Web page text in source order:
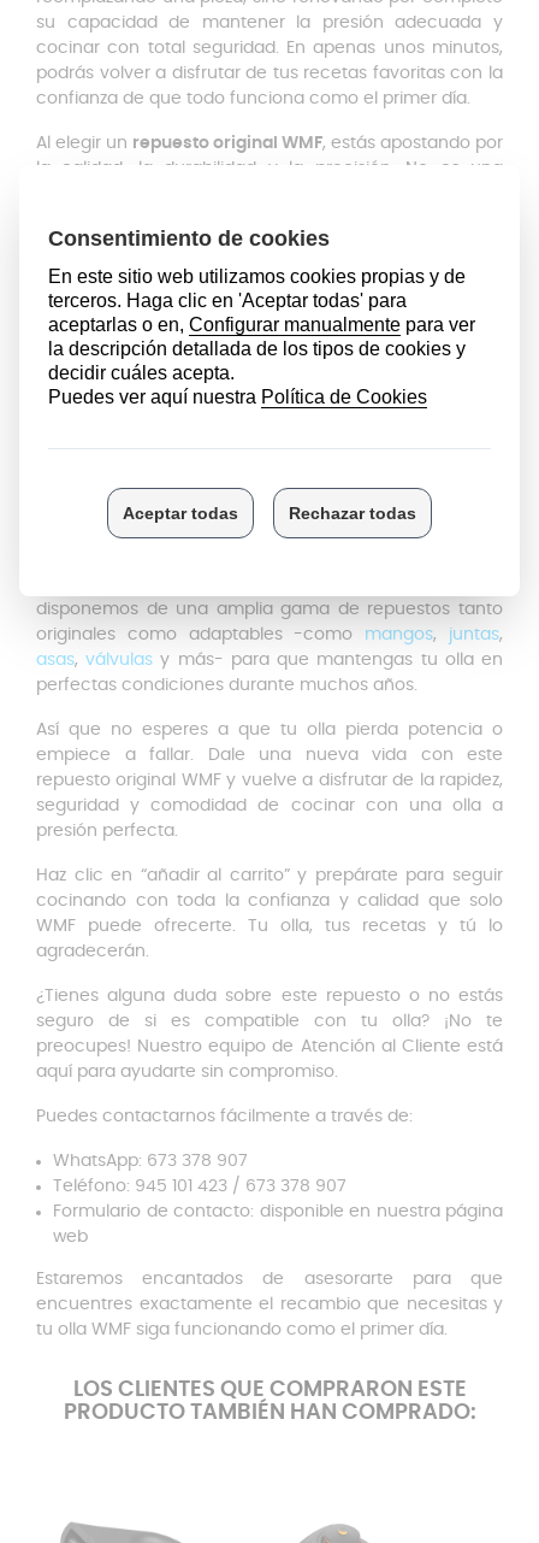
su capacidad de mantener la presión adecuada y
cocinar con total seguridad. En apenas unos minutos,
podrás volver a disfrutar de tus recetas favoritas con la
confianza de que todo funciona como el primer día.
Al elegir un repuesto original WMF, estás apostando por
la calidad, la durabilidad y la precisión. No es una
Eso significa que conservarás todas las ventajas que
hacen únicas a las ollas WMF:
Cocción rápida y uniforme, para resultados perfectos
en menos tiempo
Ahorro de energía, gracias a un
conserva el calor y la presión
tiernos, sabrosos y saludables
Renovar tu válvula de seguridad es una forma sencilla
disponemos de una amplia gama de repuestos tanto
originales como adaptables -como mangos, juntas,
asas,válvulasy más- para que mantengas tu olla en
perfectas condiciones durante muchos años.
Así que no esperes a que tu olla pierda potencia o
empiece a fallar. Dale una nueva vida con este
repuesto original WMF y vuelve a disfrutar de la rapidez,
seguridad y comodidad de cocinar con una olla a
presión perfecta.
Haz clic en “añadir al carrito” y prepárate para seguir
cocinando con toda la confianza y calidad que solo
WMF puede ofrecerte. Tu olla, tus recetas y tú lo
agradecerán.
¿Tienes alguna duda sobre este repuesto o no estás
seguro de si es compatible con tu olla? ¡No te
preocupes! Nuestro equipo de Atención al Cliente está
aquí para ayudarte sin compromiso.
Puedes contactarnos fácilmente a través de:
WhatsApp: 673 378 907
Teléfono: 945 101 423 / 673 378 907
Formulario de contacto: disponible en nuestra página
web
Estaremos encantados de asesorarte para que
encuentres exactamente el recambio que necesitas y
tu olla WMF siga funcionando como el primer día.
LOS CLIENTES QUE COMPRARON ESTE
PRODUCTO TAMBIÉN HAN COMPRADO: